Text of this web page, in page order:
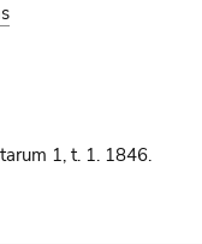
1, t. 1. 1846.